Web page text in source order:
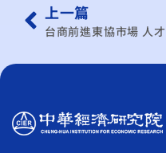
上一篇